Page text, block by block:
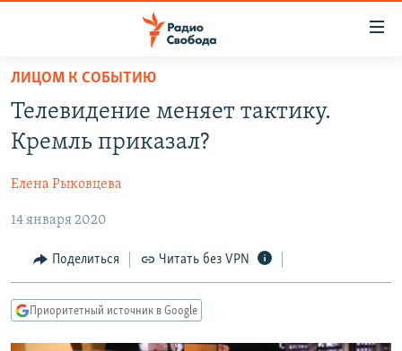
упрощенного
доступа
Вернуться
основному
Вернутся
главной
навигации
Вернутся
ПОДКАСТЫ
АВТОРСКИЕ ПРОЕКТЫ
ЦИТАТЫ СВОБОДЫ
МНЕНИЯ
КУЛЬТУРА
IDEL.РЕАЛИИ
КАВКАЗ.РЕАЛИИ
ЛИЦОМ К СОБЫТИЮ
Телевидение меняет тактику.
Кремль приказал?
Елена Рыковцева
14 января 2020
Поделиться Читать без VPN
Приоритетный источник в Google